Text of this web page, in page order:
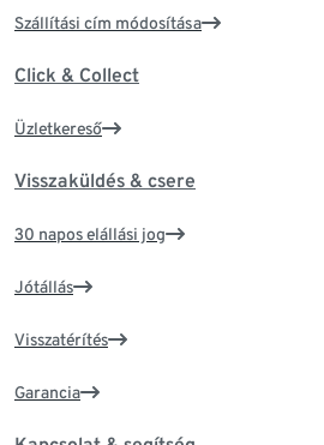
Szállítási cím módosítása
Click & Collect
Üzletkereső
Visszaküldés & csere
30 napos elállási jog
Jótállás
Visszatérítés
Garancia